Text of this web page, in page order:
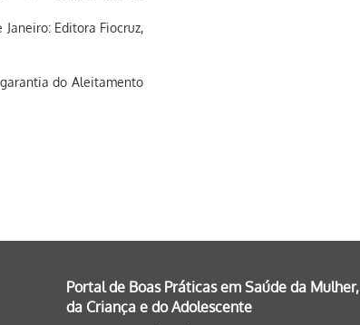
Editora Fiocruz,
do Aleitamento
Portal de Boas Práticas em Saúde da Mulher,
da Criança e do Adolescente